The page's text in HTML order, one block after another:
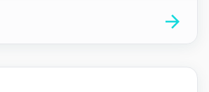
arrow_forward